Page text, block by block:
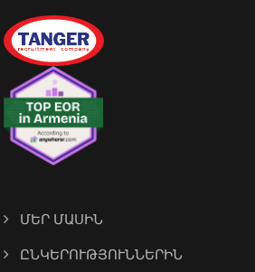
ՄԵՐ ՄԱՍԻՆ
ԸՆԿԵՐՈՒԹՅՈՒՆՆԵՐԻՆ